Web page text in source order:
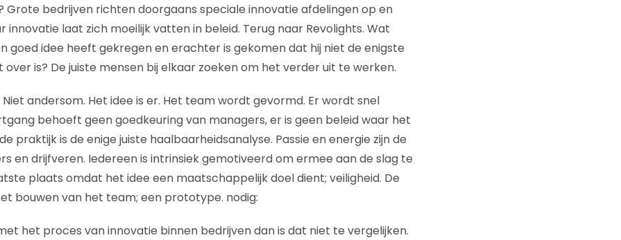
Grote bedrijven richten doorgaans speciale innovatie afdelingen op en
innovatie laat zich moeilijk vatten in beleid. Terug naar Revolights. Wat
goed idee heeft gekregen en erachter is gekomen dat hij niet de enigste
over is? De juiste mensen bij elkaar zoeken om het verder uit te werken.
andersom. Het idee is er. Het team wordt gevormd. Er wordt snel
behoeft geen goedkeuring van managers, er is geen beleid waar het
praktijk is de enige juiste haalbaarheidsanalyse. Passie en energie zijn de
en drijfveren. Iedereen is intrinsiek gemotiveerd om ermee aan de slag te
plaats omdat het idee een maatschappelijk doel dient; veiligheid. De
bouwen van het team; een prototype. nodig:
het proces van innovatie binnen bedrijven dan is dat niet te vergelijken.